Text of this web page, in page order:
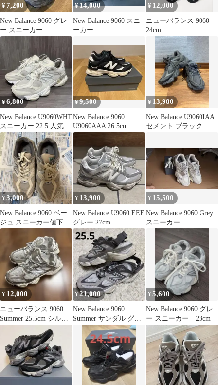
¥7,200
New Balance 9060 グレ
ー スニーカー
¥14,000
New Balance 9060 スニ
ーカー
¥ 12,000
ニューバランス 9060
24cm
¥6,800
New Balance U9060WHT
スニーカー 22.5 人気モ
デル
¥9,500
New Balance 9060
U9060AAA 26.5cm
¥ 13,980
New Balance U9060IAA
セメント ブラック
¥3,000
New Balance 9060 ベー
ジュ スニーカー値下げ
対応します
¥ 13,900
New Balance U9060 EEE
グレー 27cm
¥ 15,500
New Balance 9060 Grey
スニーカー
¥ 12,000
ニューバランス 9060
Summer 25.5cm シルバ
ー サンダル
¥21,000
New Balance 9060
Summer サンダル グレ
ー 25.5cm
¥5,600
New Balance 9060 グレ
ー スニーカー 23cm